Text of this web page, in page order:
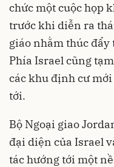
chức một cuộc họp
trước khi diễn ra
giáo nhằm thúc
Phía Israel cũng
các khu định cư
tới.
Bộ Ngoại giao
đại diện của Israel
tác hướng tới một